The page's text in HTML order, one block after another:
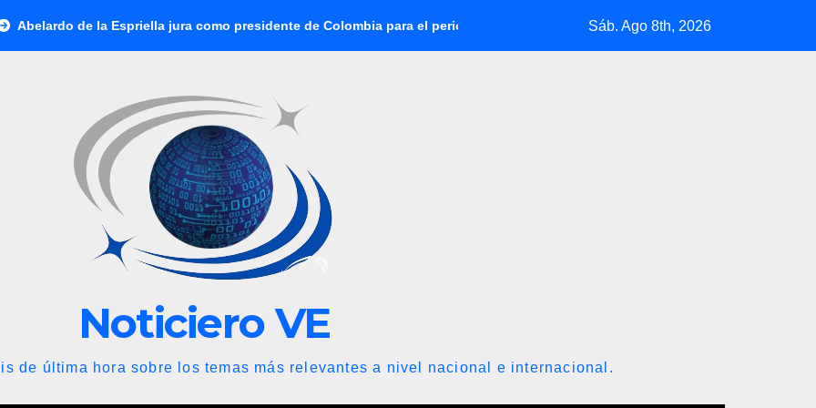
la Espriella jura como presidente de Colombia para el periodo 2026-2030 Así se cotiza el dólar en Venezuela con fecha
Sáb. Ago 8th, 2026
Noticiero VE
de última hora sobre los temas más relevantes a nivel nacional e internacional.